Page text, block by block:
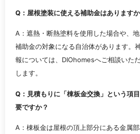
Q：屋根塗装に使える補助金はありますか
A：遮熱・断熱塗料を使用した場合や、
補助金の対象になる自治体があります。
報については、DIOhomesへご相談いた
します。
Q：見積もりに「棟板金交換」という項
要ですか？
A：棟板金は屋根の頂上部分にある金属